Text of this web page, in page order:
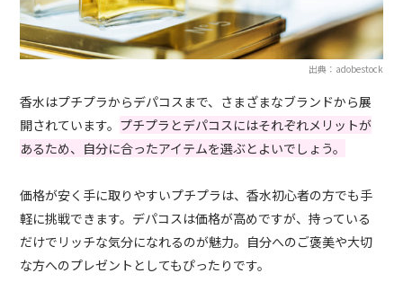
出典：adobestock
香水はプチプラからデパコスまで、さまざまなブランドから展
開されています。 プチプラとデパコスにはそれぞれメリットが
あるため、自分に合ったアイテムを選ぶとよいでしょう。
価格が安く手に取りやすいプチプラは、香水初心者の方でも手
軽に挑戦できます。デパコスは価格が高めですが、持っている
だけでリッチな気分になれるのが魅力。自分へのご褒美や大切
な方へのプレゼントとしてもぴったりです。